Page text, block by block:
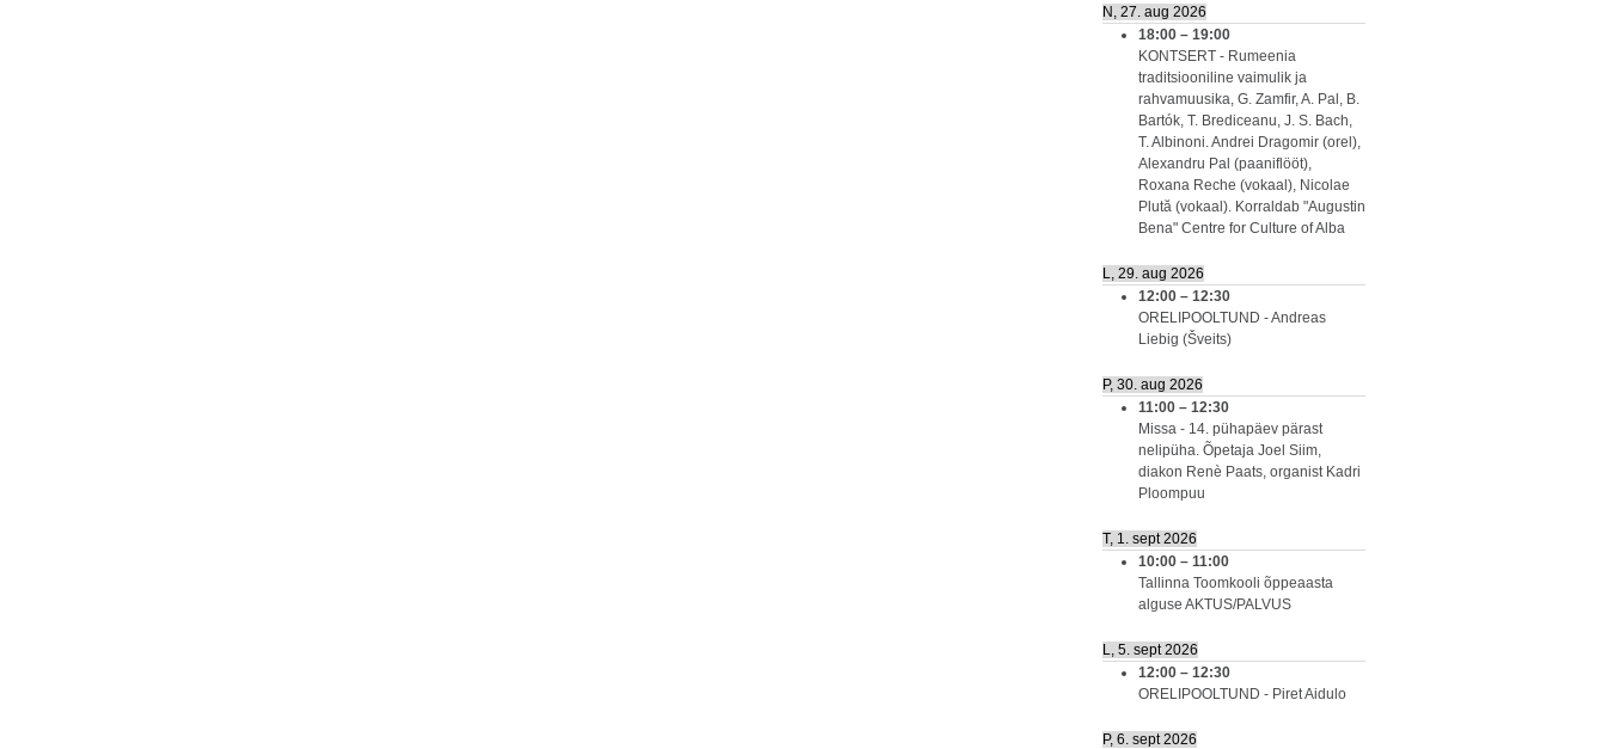
N, 27. aug 2026
18:00 – 19:00
KONTSERT - Rumeenia
traditsiooniline vaimulik ja
rahvamuusika, G. Zamfir, A. Pal, B.
Bartók, T. Brediceanu, J. S. Bach,
T. Albinoni. Andrei Dragomir (orel),
Alexandru Pal (paaniflööt),
Roxana Reche (vokaal), Nicolae
Plută (vokaal). Korraldab "Augustin
Bena" Centre for Culture of Alba
L, 29. aug 2026
12:00 – 12:30
ORELIPOOLTUND - Andreas
Liebig (Šveits)
P, 30. aug 2026
11:00 – 12:30
Missa - 14. pühapäev pärast
nelipüha. Õpetaja Joel Siim,
diakon Renè Paats, organist Kadri
Ploompuu
T, 1. sept 2026
10:00 – 11:00
Tallinna Toomkooli õppeaasta
alguse AKTUS/PALVUS
L, 5. sept 2026
12:00 – 12:30
ORELIPOOLTUND - Piret Aidulo
P, 6. sept 2026